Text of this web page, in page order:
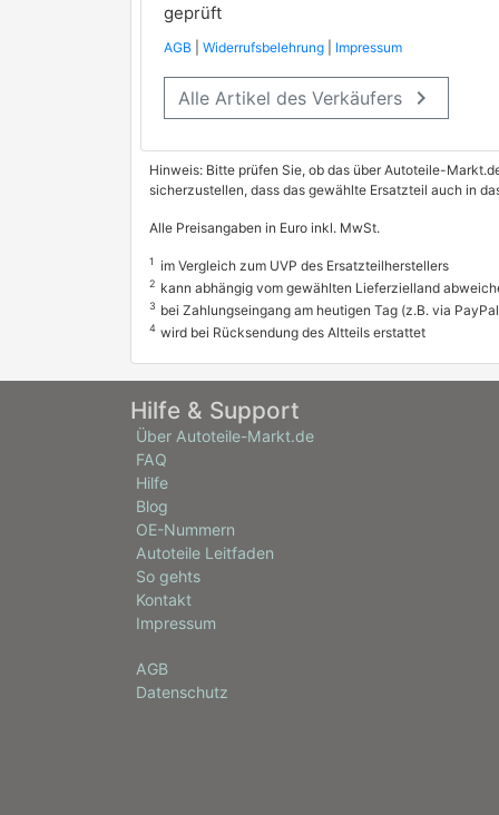
geprüft
AGB Widerrufsbelehrung Impressum
Alle Artikel des Verkäufers keyboard_arrow_right
Hinweis: Bitte prüfen Sie, ob das über Autoteile-
sicherzustellen, dass das gewählte Ersatzteil auch in
Alle Preisangaben in Euro inkl. MwSt.
1 im Vergleich zum UVP des Ersatzteilherstellers
2 kann abhängig vom gewählten Lieferzielland
3 bei Zahlungseingang am heutigen Tag (z.B. via
4 wird bei Rücksendung des Altteils erstattet
Hilfe & Support
Über Autoteile-Markt.de
FAQ
Hilfe
Blog
OE-Nummern
Autoteile Leitfaden
So gehts
Kontakt
Impressum
AGB
Datenschutz